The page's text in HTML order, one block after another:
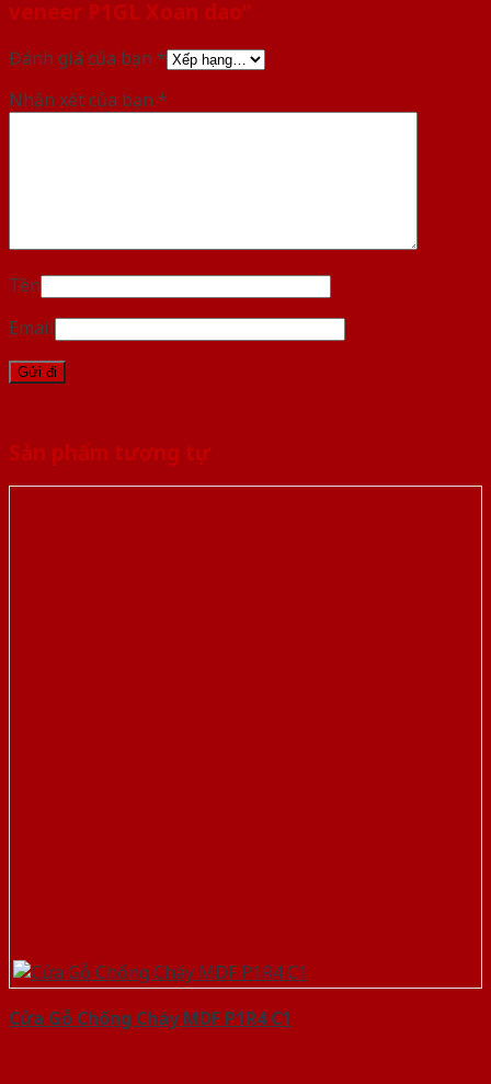
veneer P1GL Xoan dao”
Đánh giá của bạn *
Nhận xét của bạn *
Tên
Email
Sản phẩm tương tự
Cửa Gỗ Chống Cháy MDF P1R4 C1